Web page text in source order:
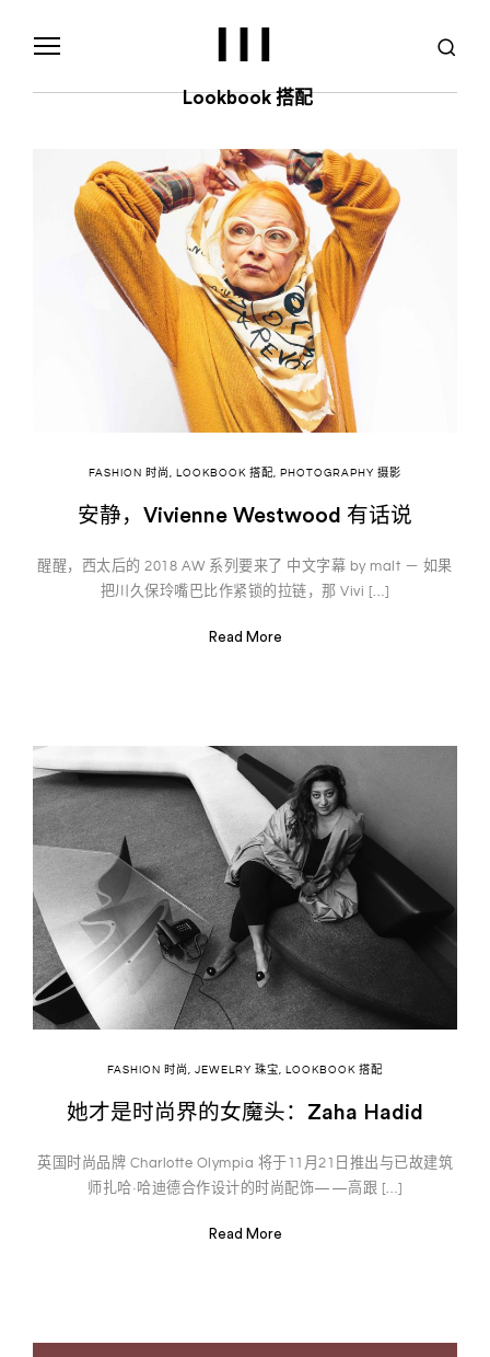
Lookbook 搭配
FASHION 时尚 LOOKBOOK 搭配 PHOTOGRAPHY 摄影
安静，Vivienne Westwood 有话说
醒醒，西太后的 2018 AW 系列要来了 中文字幕 by malt － 如果
把川久保玲嘴巴比作紧锁的拉链，那 Vivi […]
Read More
FASHION 时尚 JEWELRY 珠宝 LOOKBOOK 搭配
她才是时尚界的女魔头：Zaha Hadid
英国时尚品牌 Charlotte Olympia 将于11月21日推出与已故建筑
师扎哈·哈迪德合作设计的时尚配饰——高跟 […]
Read More